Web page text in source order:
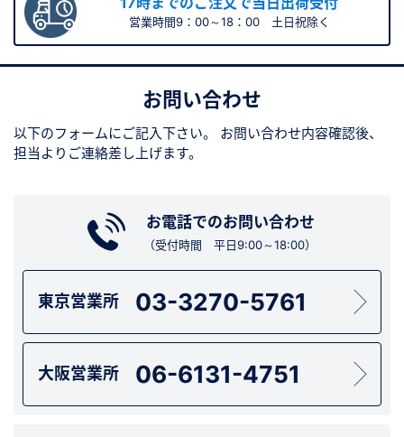
営業時間9：00～18：00 土日祝除く
お問い合わせ
以下のフォームにご記入下さい。
お問い合わせ内容確認後、
担当よりご連絡差し上げます。
お電話でのお問い合わせ
（受付時間 平日9:00～18:00）
東京営業所 03-3270-5761
大阪営業所 06-6131-4751